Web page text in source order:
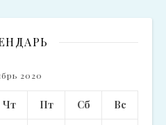
2020
Чт Пт Сб Вс